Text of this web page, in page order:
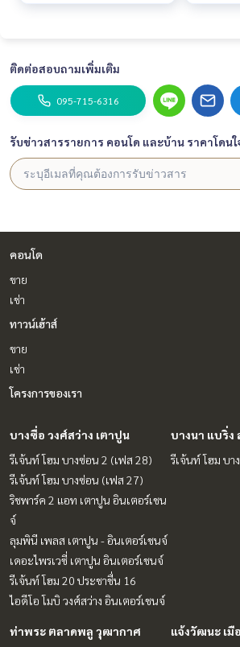
ระ , . P’Muay081 829 1074#TheMallท่าพ
ติดต่อสอบถามเพิ่มเติม
095-715-6316
รับข่าวสารรายการ คอนโด และบ้าน ราคาโดนใ
คอนโด
ขาย
เช่า
ทาวน์เฮ้าส์
ขาย
เช่า
โครงการของเรา
บางซื่อ วงศ์สว่าง เตาปูน
รีเจ้นท์ โฮม บางซ่อน 2 (เฟส 28)
รีเจ้นท์ โฮม บางซ่อน (เฟส 27)
ริชพาร์ค 2 แอท เตาปูน อินเตอร์เชน
จ์
ลุมพินี เพลส เตาปูน - อินเตอร์เชนจ์
เดอะไพรเวซี่ เตาปูน อินเตอร์เชนจ์
รีเจ้นท์ โฮม 20 ประชาชื่น 16
ไอดีโอ โมบิ วงศ์สว่าง อินเตอร์เชนจ์
บางนา แบริ่ง
รีเจ้นท์ โฮม บา
ท่าพระ ตลาดพลู วุฒากาศ
แจ้งวัฒนะ เมื